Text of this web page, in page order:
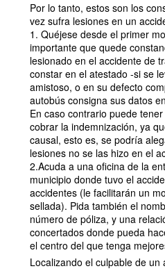
Por lo tanto, estos son los
vez sufra lesiones en un
1. Quéjese desde el primer
importante que quede
lesionado en el accidente de
constar en el atestado -si se
amistoso, o en su defecto
autobús consigna sus datos
En caso contrario puede
cobrar la indemnización, ya
causal, esto es, se podría
lesiones no se las hizo en el
2.Acuda a una oficina de la
municipio donde tuvo el
accidentes (le facilitarán un
sellada). Pida también el
número de póliza, y una
concertados donde pueda
el centro del que tenga
Localizando el culpable de